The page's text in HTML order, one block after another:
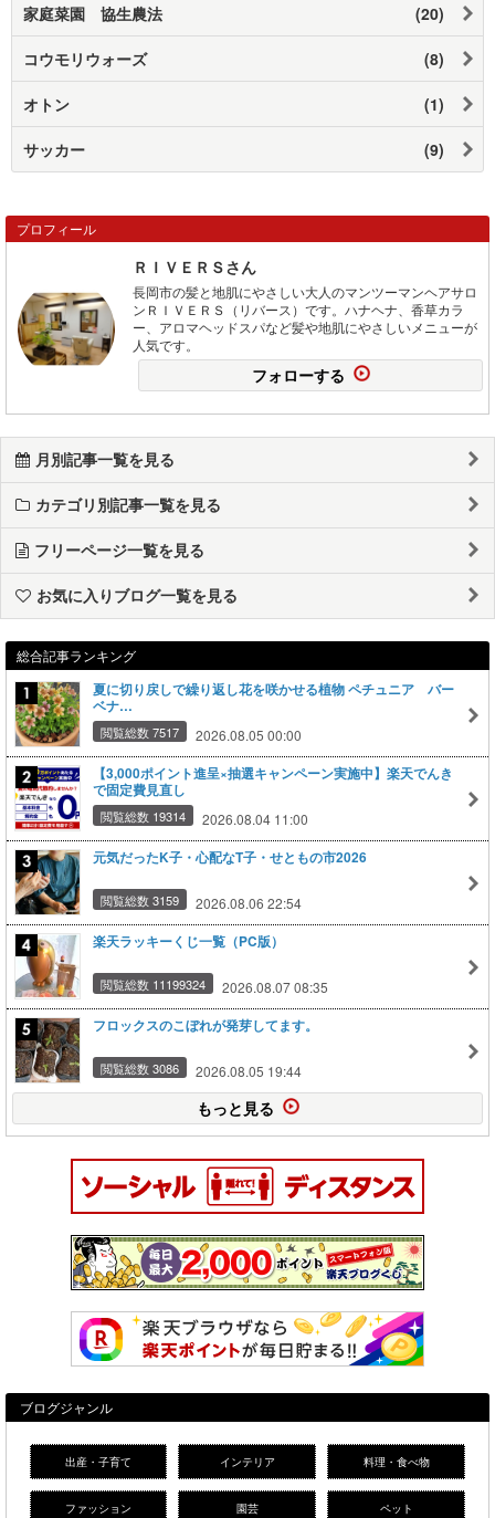
家庭菜園 協生農法 (20)
コウモリウォーズ (8)
オトン (1)
サッカー (9)
プロフィール
ＲＩＶＥＲＳさん
長岡市の髪と地肌にやさしい大人のマンツーマンヘアサロ
ンＲＩＶＥＲＳ（リバース）です。ハナヘナ、香草カラ
ー、アロマヘッドスパなど髪や地肌にやさしいメニューが
人気です。
フォローする
月別記事一覧を見る
カテゴリ別記事一覧を見る
フリーページ一覧を見る
お気に入りブログ一覧を見る
総合記事ランキング
夏に切り戻しで繰り返し花を咲かせる植物 ペチュニア バー
ベナ…
閲覧総数 7517 2026.08.05 00:00
【3,000ポイント進呈×抽選キャンペーン実施中】楽天でんき
で固定費見直し
閲覧総数 19314 2026.08.04 11:00
元気だったK子・心配なT子・せともの市2026
閲覧総数 3159 2026.08.06 22:54
楽天ラッキーくじ一覧（PC版）
閲覧総数 11199324 2026.08.07 08:35
フロックスのこぼれが発芽してます。
閲覧総数 3086 2026.08.05 19:44
もっと見る
ブログジャンル
出産・子育て インテリア 料理・食べ物
ファッション 園芸 ペット